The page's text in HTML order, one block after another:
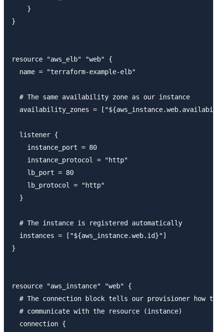
    }
}
resource "aws_elb" "web" {
  name = "terraform-example-elb"
  # The same availability zone as our instance
availability_zones =
  listener {
    instance_port = 80
    instance_protocol = "http"
    lb_port = 80
    lb_protocol = "http"
  }
  # The instance is registered automatically
  instances = ["${aws_instance.web.id}"]
}
resource "aws_instance" "web" {
  # The connection block tells our provisioner how to
  # communicate with the resource (instance)
  connection {